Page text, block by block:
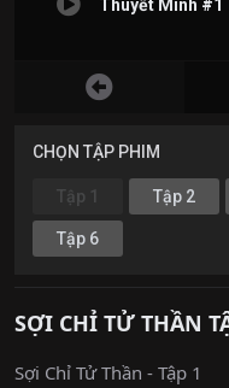
Thuyết Minh #1
CHỌN TẬP PHIM
Tập 1 Tập 2
Tập 6
SỢI CHỈ TỬ THẦN
Sợi Chỉ Tử Thần - Tập 1